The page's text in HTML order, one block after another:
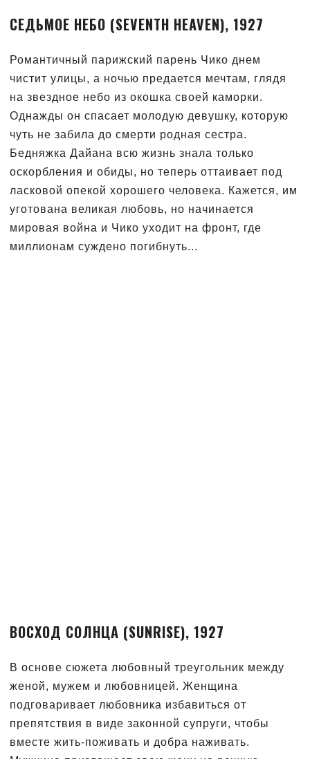
СЕДЬМОЕ НЕБО (SEVENTH HEAVEN), 1927
Романтичный парижский парень Чико днем
чистит улицы, а ночью предается мечтам, глядя
на звездное небо из окошка своей каморки.
Однажды он спасает молодую девушку, которую
чуть не забила до смерти родная сестра.
Бедняжка Дайана всю жизнь знала только
оскорбления и обиды, но теперь оттаивает под
ласковой опекой хорошего человека. Кажется, им
уготована великая любовь, но начинается
мировая война и Чико уходит на фронт, где
миллионам суждено погибнуть...
ВОСХОД СОЛНЦА (SUNRISE), 1927
В основе сюжета любовный треугольник между
женой, мужем и любовницей. Женщина
подговаривает любовника избавиться от
препятствия в виде законной супруги, чтобы
вместе жить-поживать и добра наживать.